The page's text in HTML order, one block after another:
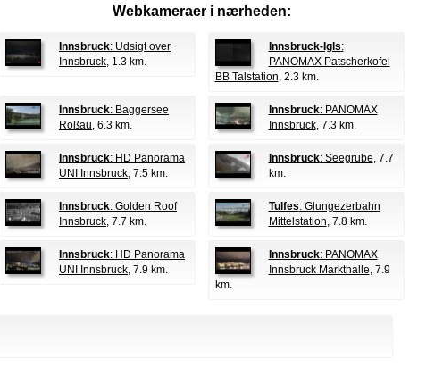
Webkameraer i nærheden:
Innsbruck: Udsigt over
Innsbruck, 1.3 km.
Innsbruck-Igls:
PANOMAX Patscherkofel
BB Talstation, 2.3 km.
Innsbruck: Baggersee
Roßau, 6.3 km.
Innsbruck: PANOMAX
Innsbruck, 7.3 km.
Innsbruck: HD Panorama
UNI Innsbruck, 7.5 km.
Innsbruck: Seegrube, 7.7
km.
Innsbruck: Golden Roof
Innsbruck, 7.7 km.
Tulfes: Glungezerbahn
Mittelstation, 7.8 km.
Innsbruck: HD Panorama
UNI Innsbruck, 7.9 km.
Innsbruck: PANOMAX
Innsbruck Markthalle, 7.9
km.